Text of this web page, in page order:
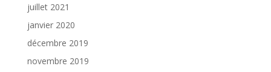
juillet 2021
janvier 2020
décembre 2019
novembre 2019